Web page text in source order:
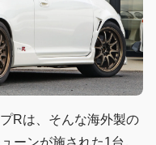
Rは、そんな海外製の
ーンが施された1台。